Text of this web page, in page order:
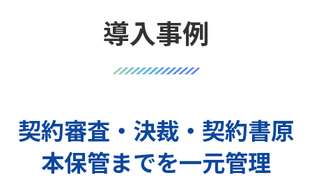
導入事例
契約審査・決裁・契約書原
本保管までを一元管理